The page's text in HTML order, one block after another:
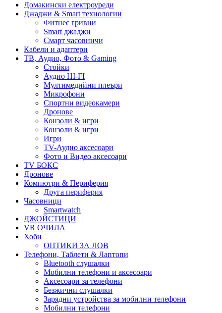
Домакински електроуреди
Джаджи & Smart технологии
Фитнес гривни
Smart джаджи
Смарт часовничи
Кабели и адаптери
ТВ, Аудио, Фото & Gaming
Стойки
Аудио HI-FI
Мултимедийни плеъри
Микрофони
Спортни видеокамери
Дронове
Конзоли & игри
Конзоли & игри
Игри
TV-Аудио аксесоари
Фото и Видео аксесоари
TV БОКС
Дронове
Компютри & Периферия
Друга периферия
Часовници
Smartwatch
ДЖОЙСТИЦИ
VR ОЧИЛА
Хоби
ОПТИКИ ЗА ЛОВ
Телефони, Таблети & Лаптопи
Bluetooth слушалки
Мобилни телефони и аксесоари
Аксесоари за телефони
Безжични слушалки
Зарядни устройства за мобилни телефони
Мобилни телефони